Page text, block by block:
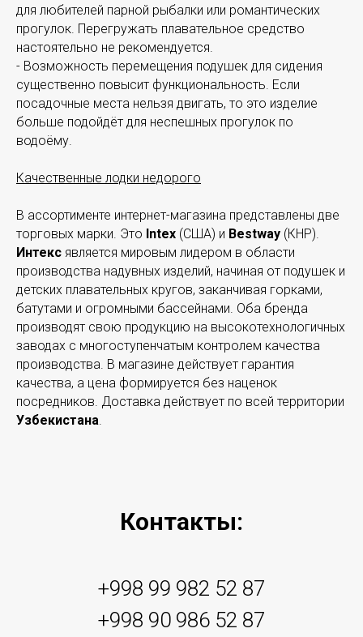
для любителей парной рыбалки или романтических
прогулок. Перегружать плавательное средство
настоятельно не рекомендуется.
- Возможность перемещения подушек для сидения
существенно повысит функциональность. Если
посадочные места нельзя двигать, то это изделие
больше подойдёт для неспешных прогулок по
водоёму.
Качественные лодки недорого
В ассортименте интернет-магазина представлены две
торговых марки. Это Intex (США) и Bestway (КНР).
Интекс является мировым лидером в области
производства надувных изделий, начиная от подушек и
детских плавательных кругов, заканчивая горками,
батутами и огромными бассейнами. Оба бренда
производят свою продукцию на высокотехнологичных
заводах с многоступенчатым контролем качества
производства. В магазине действует гарантия
качества, а цена формируется без наценок
посредников. Доставка действует по всей территории
Узбекистана.
Контакты:
+998 99 982 52 87
+998 90 986 52 87